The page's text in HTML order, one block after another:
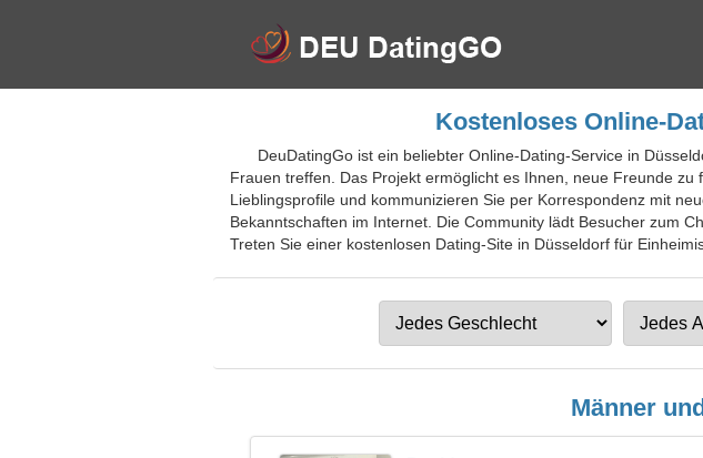
Kostenloses Online-
DeuDatingGo ist ein beliebter Online-Dating-Service in
Frauen treffen. Das Projekt ermöglicht es Ihnen, neue Freunde
Lieblingsprofile und kommunizieren Sie per Korrespondenz mit
Bekanntschaften im Internet. Die Community lädt Besucher zum
Treten Sie einer kostenlosen Dating-Site in Düsseldorf für
Männer